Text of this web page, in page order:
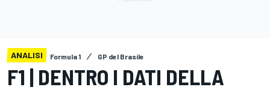
ANALISI Formula 1 GP del Brasile
F1 | DENTRO I DATI DELLA